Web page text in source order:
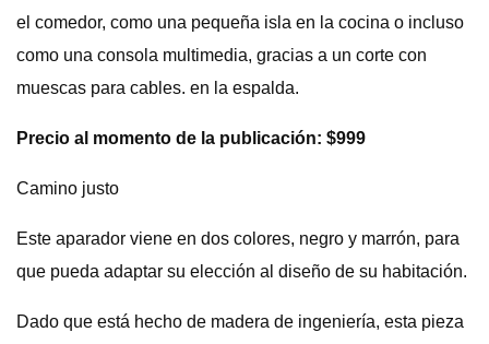
el comedor, como una pequeña isla en la cocina o incluso
como una consola multimedia, gracias a un corte con
muescas para cables. en la espalda.
Precio al momento de la publicación: $999
Camino justo
Este aparador viene en dos colores, negro y marrón, para
que pueda adaptar su elección al diseño de su habitación.
Dado que está hecho de madera de ingeniería, esta pieza